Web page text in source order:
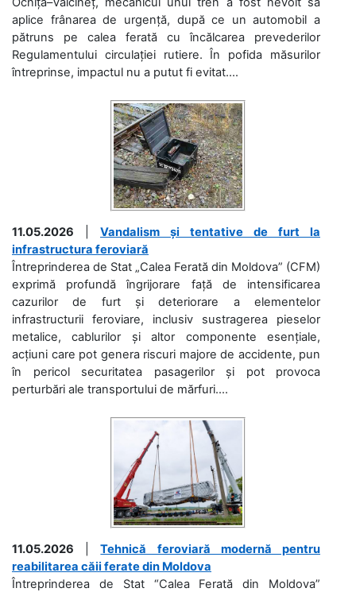
aplice frânarea de urgență, după ce un automobil a
pătruns pe calea ferată cu încălcarea prevederilor
Regulamentului circulației rutiere. În pofida măsurilor
întreprinse, impactul nu a putut fi evitat....
11.05.2026
Vandalism și tentative de furt la
infrastructura feroviară
Întreprinderea de Stat „Calea Ferată din Moldova” (CFM)
exprimă profundă îngrijorare față de intensificarea
cazurilor de furt și deteriorare a elementelor
infrastructurii feroviare, inclusiv sustragerea pieselor
metalice, cablurilor și altor componente esențiale,
acțiuni care pot genera riscuri majore de accidente, pun
în pericol securitatea pasagerilor și pot provoca
perturbări ale transportului de mărfuri....
11.05.2026 |Tehnică feroviară modernă pentru
reabilitarea căii ferate din Moldova
Întreprinderea de Stat “Calea Ferată din Moldova”